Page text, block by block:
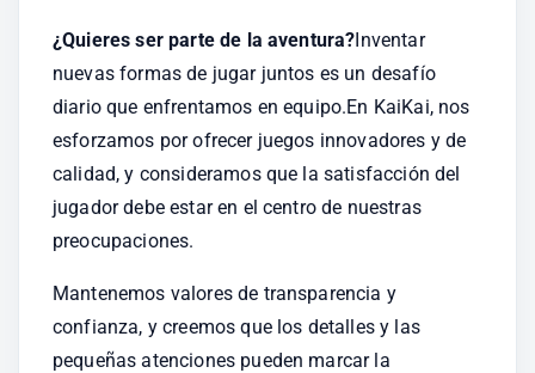
¿Quieres ser parte de la aventura?Inventar
nuevas formas de jugar juntos es un desafío
diario que enfrentamos en equipo.En KaiKai, nos
esforzamos por ofrecer juegos innovadores y de
calidad, y consideramos que la satisfacción del
jugador debe estar en el centro de nuestras
preocupaciones.
Mantenemos valores de transparencia y
confianza, y creemos que los detalles y las
pequeñas atenciones pueden marcar la